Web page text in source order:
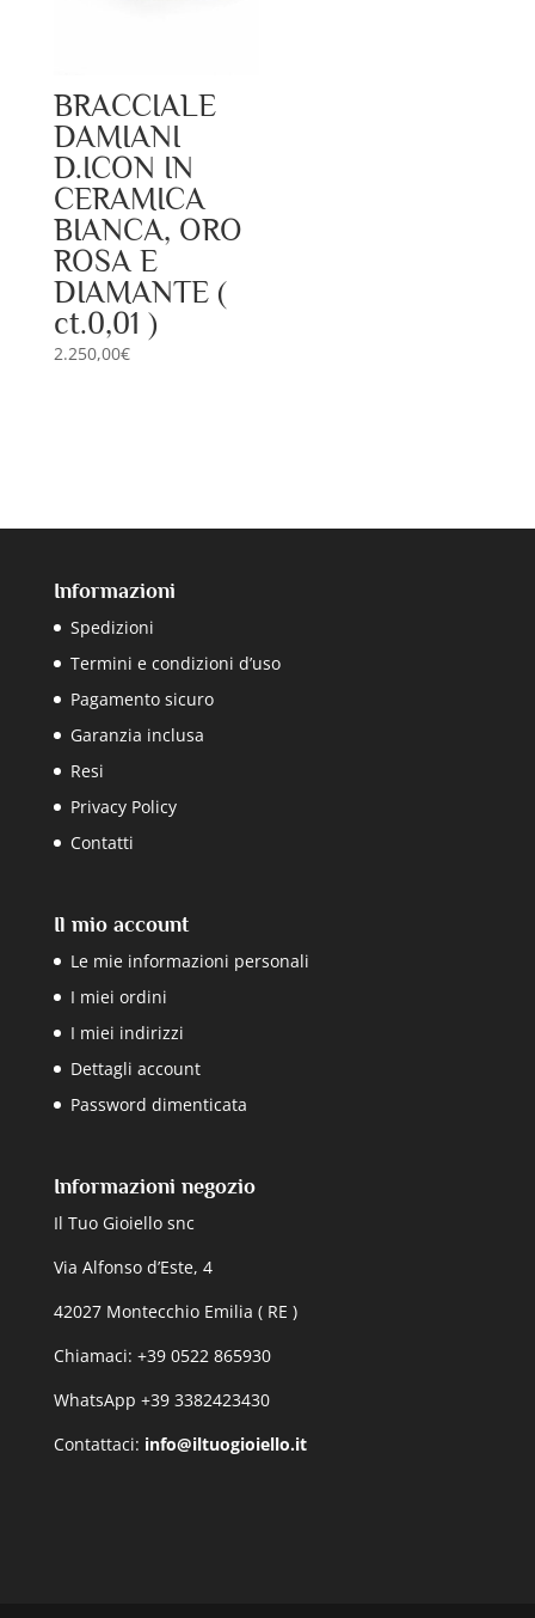
BRACCIALE
DAMIANI
D.ICON IN
CERAMICA
BIANCA, ORO
ROSA E
DIAMANTE (
ct.0,01 )
2.250,00€
Informazioni
Spedizioni
Termini e condizioni d’uso
Pagamento sicuro
Garanzia inclusa
Resi
Privacy Policy
Contatti
Il mio account
Le mie informazioni personali
I miei ordini
I miei indirizzi
Dettagli account
Password dimenticata
Informazioni negozio
Il Tuo Gioiello snc
Via Alfonso d’Este, 4
42027 Montecchio Emilia ( RE )
Chiamaci: +39 0522 865930
WhatsApp +39 3382423430
Contattaci: info@iltuogioiello.it